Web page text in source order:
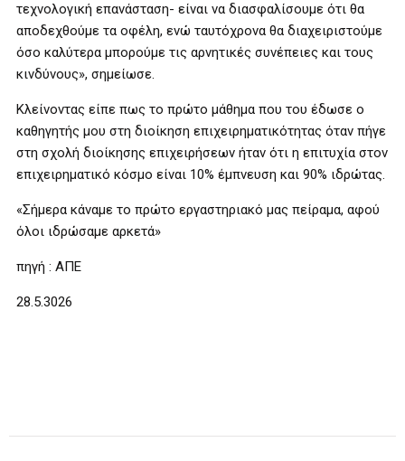
τεχνολογική επανάσταση- είναι να διασφαλίσουμε ότι θα
αποδεχθούμε τα οφέλη, ενώ ταυτόχρονα θα διαχειριστούμε
όσο καλύτερα μπορούμε τις αρνητικές συνέπειες και τους
κινδύνους», σημείωσε.
Κλείνοντας είπε πως το πρώτο μάθημα που του έδωσε ο
καθηγητής μου στη διοίκηση επιχειρηματικότητας όταν πήγε
στη σχολή διοίκησης επιχειρήσεων ήταν ότι η επιτυχία στον
επιχειρηματικό κόσμο είναι 10% έμπνευση και 90% ιδρώτας.
«Σήμερα κάναμε το πρώτο εργαστηριακό μας πείραμα, αφού
όλοι ιδρώσαμε αρκετά»
πηγή : ΑΠΕ
28.5.3026